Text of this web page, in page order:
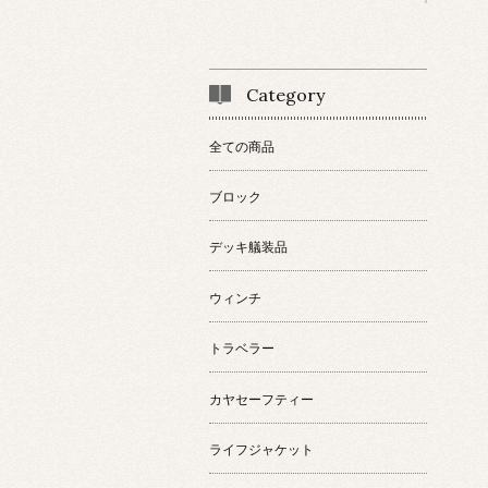
Category
全ての商品
ブロック
デッキ艤装品
ウィンチ
トラベラー
カヤセーフティー
ライフジャケット